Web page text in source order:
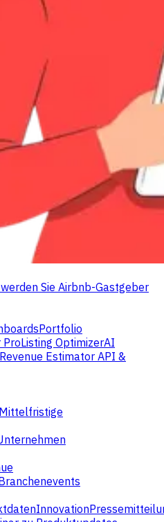
Sie Airbnb-Gastgeber
Portfolio
ProListing OptimizerAI
Revenue Estimator API &
Mittelfristige
Innovation